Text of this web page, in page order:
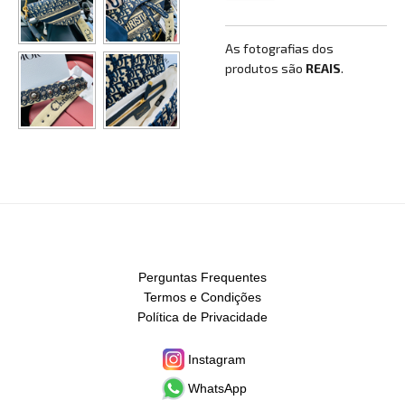
As fotografias dos
produtos são REAIS.
Perguntas Frequentes
Termos e Condições
Política de Privacidade
Instagram
WhatsApp